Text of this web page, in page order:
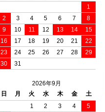
1
2
3 4 5 6 7
8
9
10 11 12 13 14
15
16
17 18 19 20 21
22
23
24 25 26 27 28
29
30
31
2026年9月
日
月 火 水 木 金
土
1
2 3 4
5